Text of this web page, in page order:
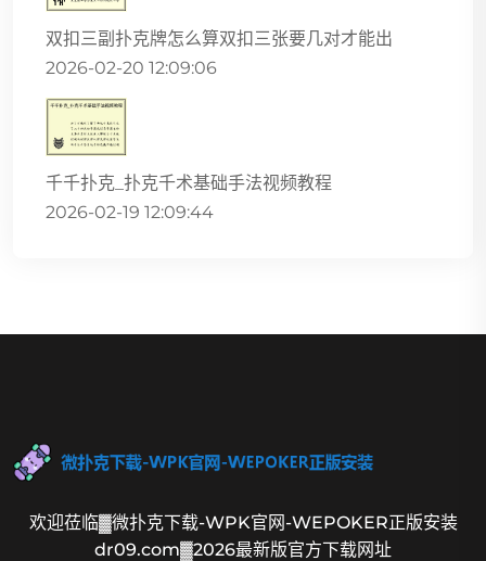
双扣三副扑克牌怎么算双扣三张要几对才能出
2026-02-20 12:09:06
千千扑克_扑克千术基础手法视频教程
2026-02-19 12:09:44
欢迎莅临▓微扑克下载-WPK官网-WEPOKER正版安装
dr09.com▓2026最新版官方下载网址